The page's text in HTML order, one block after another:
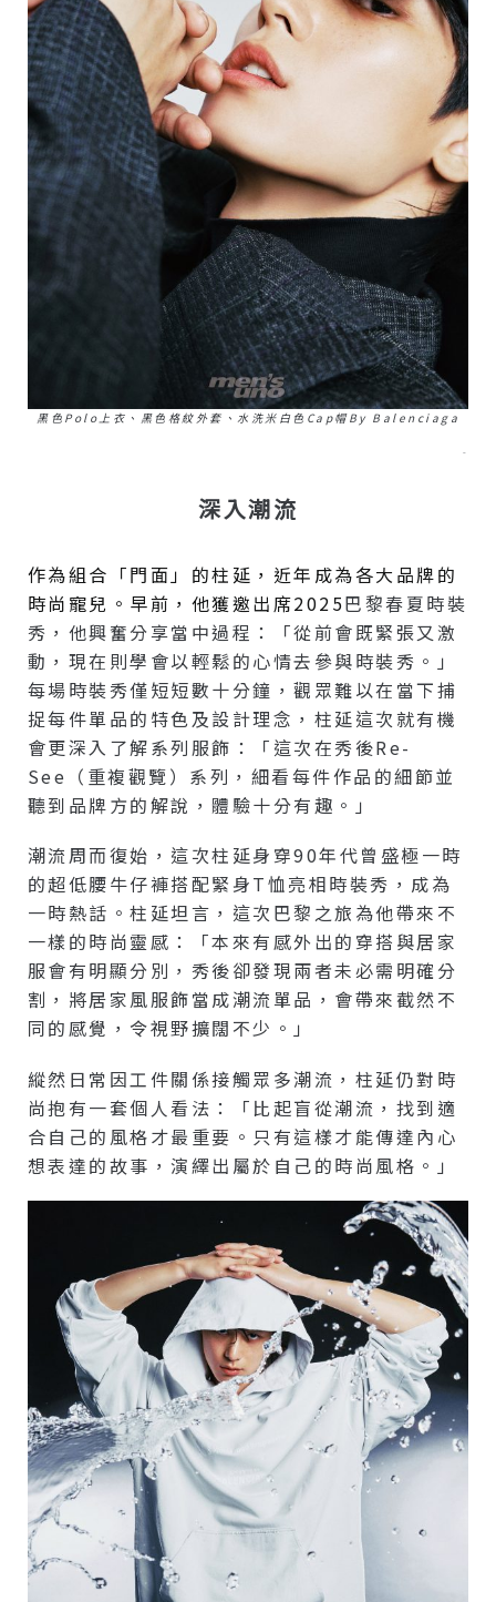
黑色Polo上衣、黑色格紋外套、水洗米白色Cap帽by Balenciaga
–
深入潮流
作為組合「門面」的柱延，近年成為各大品牌的
時尚寵兒。早前，他獲邀出席2025巴黎春夏時裝
秀，他興奮分享當中過程：「從前會既緊張又激
動，現在則學會以輕鬆的心情去參與時裝秀。」
每場時裝秀僅短短數十分鐘，觀眾難以在當下捕
捉每件單品的特色及設計理念，柱延這次就有機
會更深入了解系列服飾：「這次在秀後Re-
See（重複觀覽）系列，細看每件作品的細節並
聽到品牌方的解說，體驗十分有趣。」
潮流周而復始，這次柱延身穿90年代曾盛極一時
的超低腰牛仔褲搭配緊身T恤亮相時裝秀，成為
一時熱話。柱延坦言，這次巴黎之旅為他帶來不
一樣的時尚靈感：「本來有感外出的穿搭與居家
服會有明顯分別，秀後卻發現兩者未必需明確分
割，將居家風服飾當成潮流單品，會帶來截然不
同的感覺，令視野擴闊不少。」
縱然日常因工件關係接觸眾多潮流，柱延仍對時
尚抱有一套個人看法：「比起盲從潮流，找到適
合自己的風格才最重要。只有這樣才能傳達內心
想表達的故事，演繹出屬於自己的時尚風格。」